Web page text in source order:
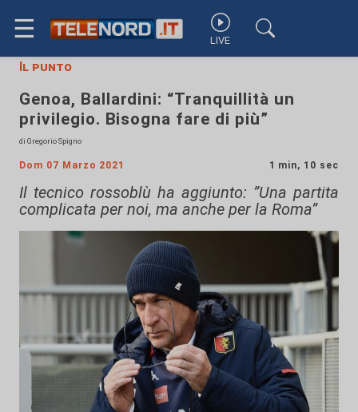
☰ LIVE
Il punto
Genoa, Ballardini: “Tranquillità un
privilegio. Bisogna fare di più”
di Gregorio Spigno
Dom 07 Marzo 2021 1 min, 10 sec
Il tecnico rossoblù ha aggiunto: ”Una partita
complicata per noi, ma anche per la Roma”